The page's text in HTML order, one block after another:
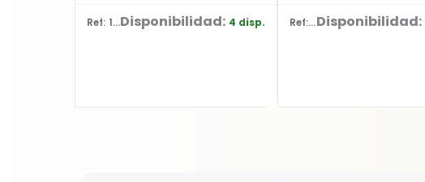
Ref: 13308Disponibilidad: 4 disp. Ref: YT-3740Disponibilidad: